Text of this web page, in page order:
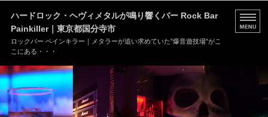
ハードロック・ヘヴィメタルが鳴り響くバー Rock Bar
Painkiller｜東京都国分寺市
ロックバー ペインキラー｜メタラーが追い求めていた”爆音遊技場”がこ
こにある・・・
HOME
MENU